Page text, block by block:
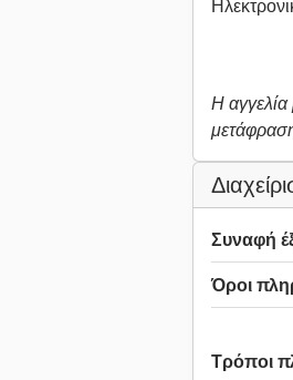
Η
Συναφή
Όροι
Τρόποι